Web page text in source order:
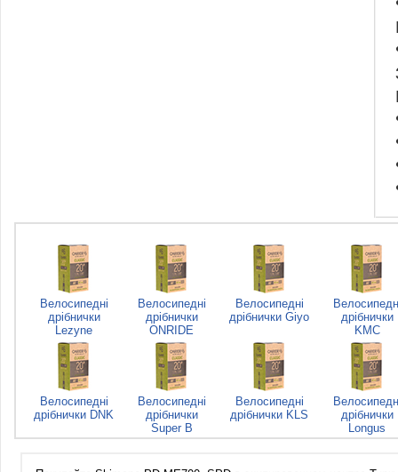
Велосипедні
дрібнички
Lezyne
Велосипедні
дрібнички
ONRIDE
Велосипедні
дрібнички Giyo
дрібнички
KMC
Велосипедні
дрібнички DNK
Велосипедні
дрібнички
Super B
Велосипедні
дрібнички KLS
дрібнички
Longus